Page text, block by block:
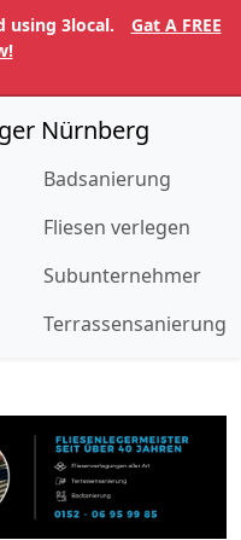
using 3local.
Gat A FREE
Nürnberg
Badsanierung
Fliesen verlegen
Subunternehmer
Terrassensanierung